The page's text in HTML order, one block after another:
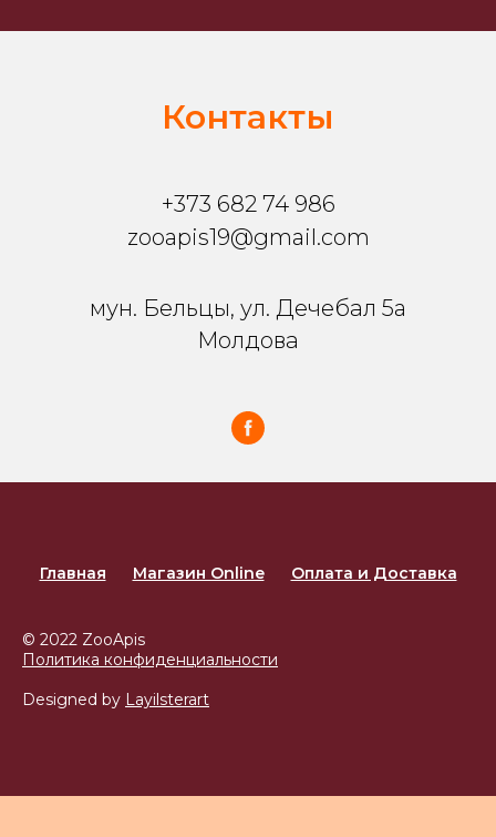
Контакты
+373 682 74 986
zooapis19@gmail.com
мун. Бельцы, ул. Дечебал 5a
Молдова
Главная Магазин Online Оплата и Доставка
© 2022 ZooApis
Политика конфиденциальности
Designed by Layilsterart